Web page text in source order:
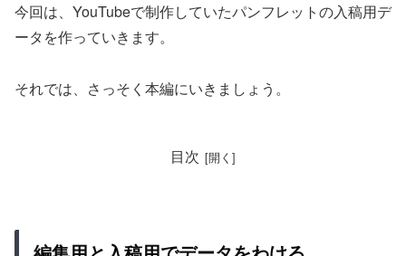
今回は、YouTubeで制作していたパンフレットの入稿用デ
ータを作っていきます。
それでは、さっそく本編にいきましょう。
目次